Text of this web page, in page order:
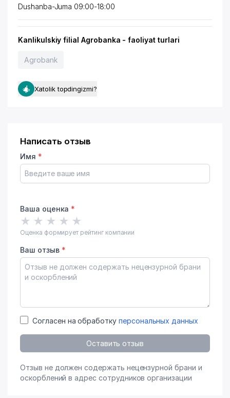
Dushanba-Juma 09:00-18:00
Kanlikulskiy filial Agrobanka - faoliyat turlari
Agrobank
Xatolik topdingizmi?
Написать отзыв
Имя *
Ваша оценка *
★ ★ ★ ★ ★
Оценка формирует рейтинг компании
Ваш отзыв *
Согласен на обработку персональных данных
Оставить отзыв
Отзыв не должен содержать нецензурной брани и
оскорблений в адрес сотрудников организации